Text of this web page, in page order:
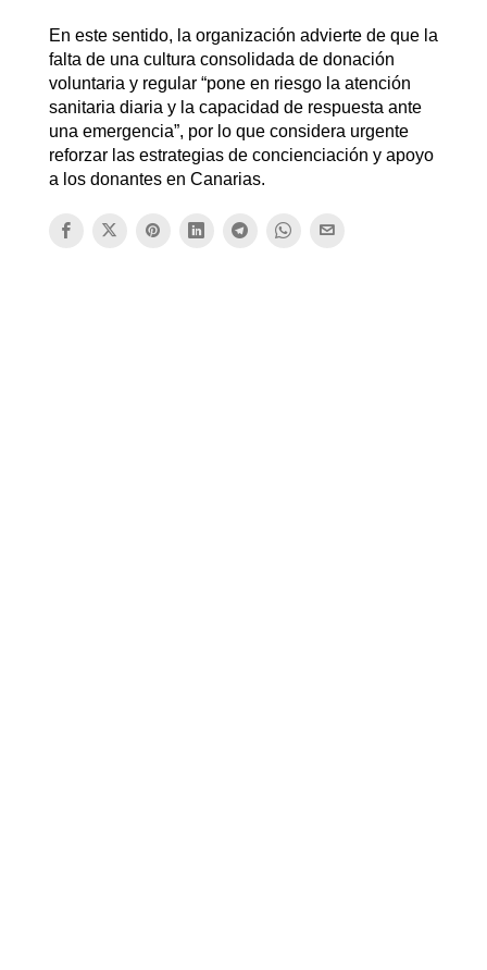
En este sentido, la organización advierte de que la
falta de una cultura consolidada de donación
voluntaria y regular “pone en riesgo la atención
sanitaria diaria y la capacidad de respuesta ante
una emergencia”, por lo que considera urgente
reforzar las estrategias de concienciación y apoyo
a los donantes en Canarias.